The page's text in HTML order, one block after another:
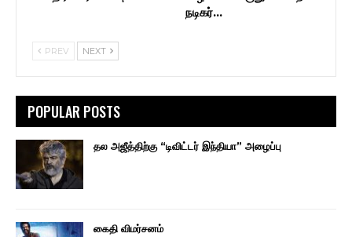
நடிகர்…
PREV NEXT
POPULAR POSTS
தல அஜீத்திற்கு “டிவிட்டர் இந்தியா” அழைப்பு
கைதி விமர்சனம்